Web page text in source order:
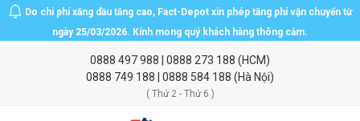
Do chi phí xăng dầu tăng cao, Fact-Depot xin phép tăng phí vận chuyển từ
ngày 25/03/2026. Kính mong quý khách hàng thông cảm.
0888 497 988 0888 273 188 (HCM)
0888 749 188
0888 584 188 (Hà Nội)
( Thứ 2 - Thứ 6 )